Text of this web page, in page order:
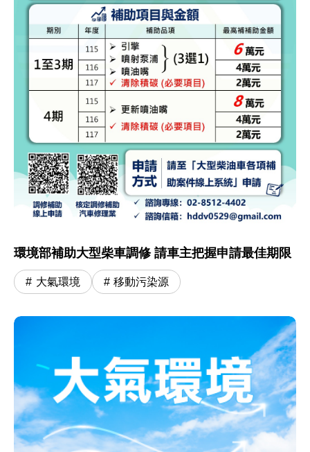
環境部補助大型柴車調修 請車主把握申請最佳期限
大氣環境 移動污染源